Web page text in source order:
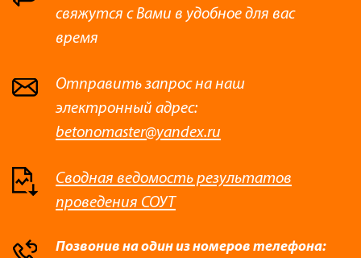
свяжутся с Вами в удобное для вас
время
Отправить запрос на наш
электронный адрес:
betonomaster@yandex.ru
Сводная ведомость результатов
проведения СОУТ
Позвонив на один из номеров телефона: